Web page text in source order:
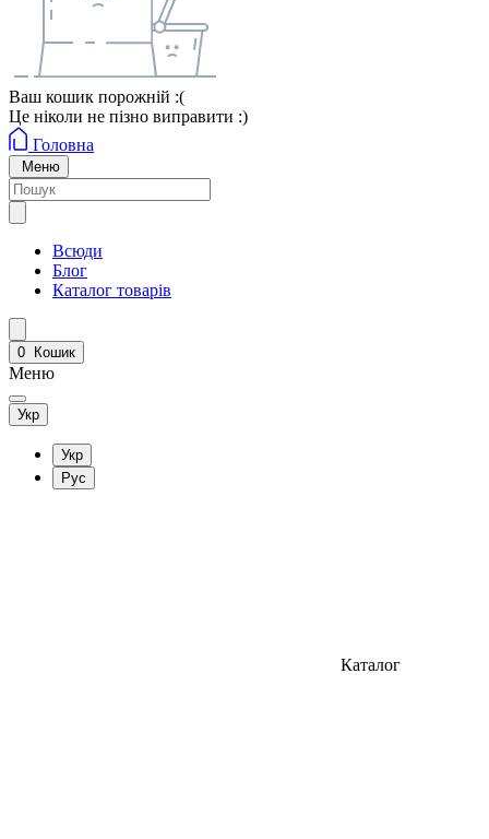
Ваш кошик порожній :(
Це ніколи не пізно виправити :)
Головна
Меню
Всюди
Блог
Каталог товарів
0 Кошик
Меню
Укр
Укр
Рус
Каталог